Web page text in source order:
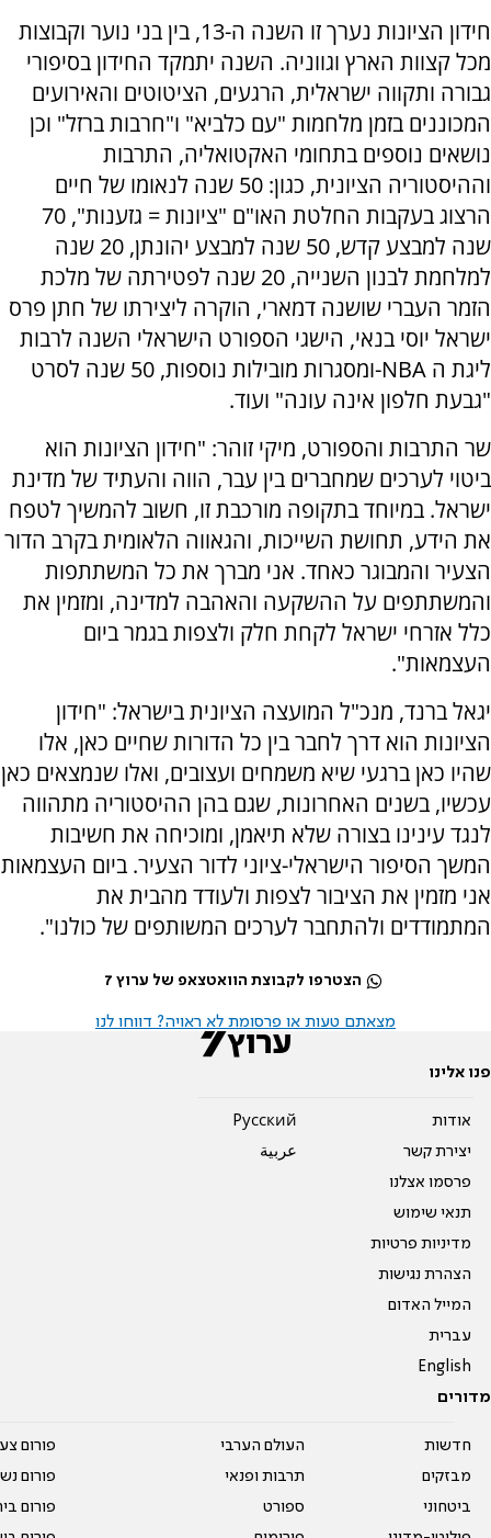
חידון הציונות נערך זו השנה ה-13, בין בני נוער וקבוצות
מכל קצוות הארץ וגווניה. השנה יתמקד החידון בסיפורי
גבורה ותקווה ישראלית, הרגעים, הציטוטים והאירועים
המכוננים בזמן מלחמות "עם כלביא" ו"חרבות ברזל" וכן
נושאים נוספים בתחומי האקטואליה, התרבות
וההיסטוריה הציונית, כגון: 50 שנה לנאומו של חיים
הרצוג בעקבות החלטת האו"ם "ציונות = גזענות", 70
שנה למבצע קדש, 50 שנה למבצע יהונתן, 20 שנה
למלחמת לבנון השנייה, 20 שנה לפטירתה של מלכת
הזמר העברי שושנה דמארי, הוקרה ליצירתו של חתן פרס
ישראל יוסי בנאי, הישגי הספורט הישראלי השנה לרבות
ליגת ה NBA-ומסגרות מובילות נוספות, 50 שנה לסרט
"גבעת חלפון אינה עונה" ועוד.
שר התרבות והספורט, מיקי זוהר: "חידון הציונות הוא
ביטוי לערכים שמחברים בין עבר, הווה והעתיד של מדינת
ישראל. במיוחד בתקופה מורכבת זו, חשוב להמשיך לטפח
את הידע, תחושת השייכות, והגאווה הלאומית בקרב הדור
הצעיר והמבוגר כאחד. אני מברך את כל המשתתפות
והמשתתפים על ההשקעה והאהבה למדינה, ומזמין את
כלל אזרחי ישראל לקחת חלק ולצפות בגמר ביום
העצמאות".
יגאל ברנד, מנכ"ל המועצה הציונית בישראל: "חידון
הציונות הוא דרך לחבר בין כל הדורות שחיים כאן, אלו
שהיו כאן ברגעי שיא משמחים ועצובים, ואלו שנמצאים כאן
עכשיו, בשנים האחרונות, שגם בהן ההיסטוריה מתהווה
לנגד עינינו בצורה שלא תיאמן, ומוכיחה את חשיבות
המשך הסיפור הישראלי-ציוני לדור הצעיר. ביום העצמאות
אני מזמין את הציבור לצפות ולעודד מהבית את
המתמודדים ולהתחבר לערכים המשותפים של כולנו".
הצטרפו לקבוצת הוואטצאפ של ערוץ 7
מצאתם טעות או פרסומת לא ראויה? דווחו לנו
פנו אלינו
אודות
יצירת קשר
פרסמו אצלנו
תנאי שימוש
מדיניות פרטיות
הצהרת נגישות
המייל האדום
עברית
English
Pусский
عربية
מדורים
חדשות
מבזקים
ביטחוני
העולם הערבי
תרבות ופנאי
ספורט
פורום
פורום
פורום